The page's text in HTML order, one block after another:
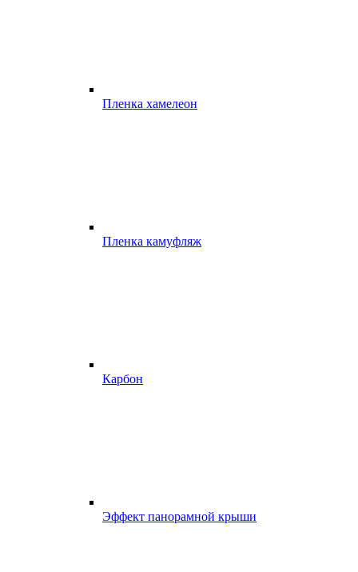
Пленка хамелеон
Пленка камуфляж
Карбон
Эффект панорамной крыши